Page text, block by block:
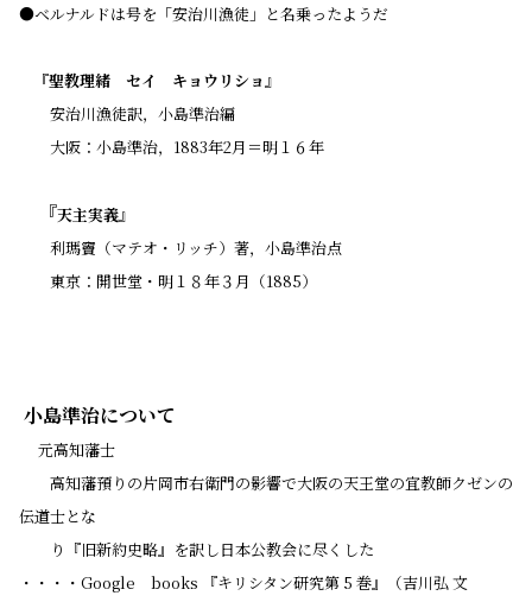
●ベルナルドは号を「安治川漁徒」と名乗ったようだ
『聖教理緒 セイ キョウリショ』
安治川漁徒訳，小島準治編
大阪：小島準治，1883年2月＝明１６年
『天主実義』
利瑪竇（マテオ・リッチ）著，小島準治点
東京：開世堂・明１８年３月（1885）
小島準治について
元高知藩士
高知藩預りの片岡市右衛門の影響で大阪の天王堂の宜教師クゼンの
伝道士とな
り『旧新約史略』を訳し日本公教会に尽くした
・・・・Google books 『キリシタン研究第 5 巻』（吉川弘 文